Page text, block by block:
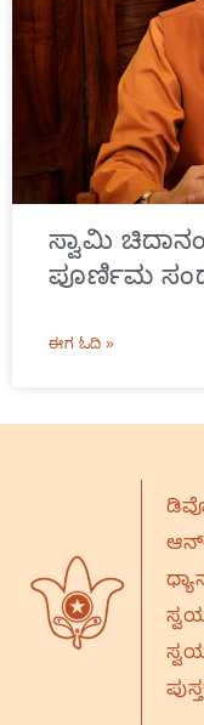
ಸ್ವಾಮಿ
ಪೂರ್ಣಿಮ
ಈಗ ಓದಿ »